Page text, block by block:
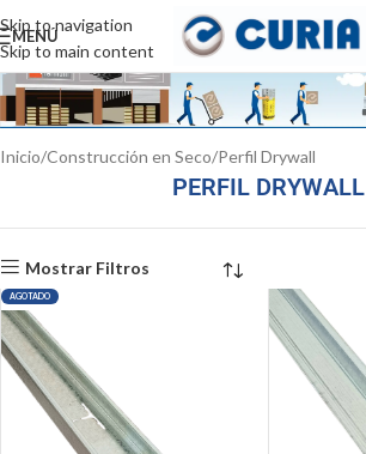
Skip to navigation
Skip to main content
MENÚ
Inicio Construcción en Seco Perfil Drywall
PERFIL DRYWALL
Mostrar Filtros
AGOTADO